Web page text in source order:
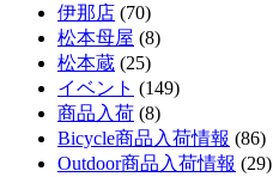
伊那店 (70)
松本母屋 (8)
松本蔵 (25)
イベント (149)
商品入荷 (8)
Bicycle商品入荷情報 (86)
Outdoor商品入荷情報 (29)